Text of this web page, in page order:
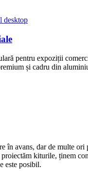
pentru expoziții
și cadru din
în avans, dar de multe
kiturile, ținem
este posibil.